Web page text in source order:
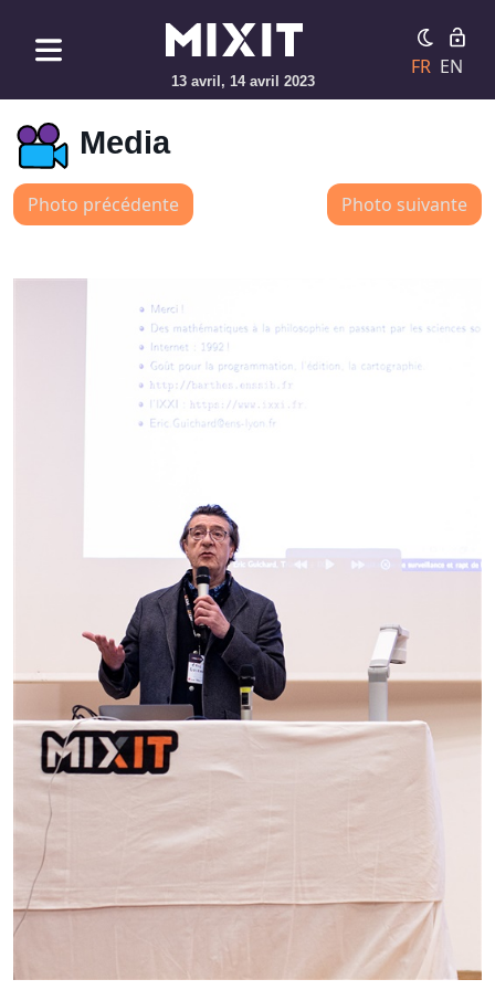
13 avril, 14 avril 2023
FR EN
Media
Photo précédente Photo suivante